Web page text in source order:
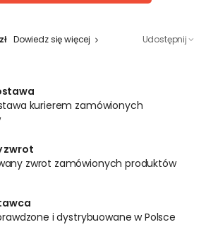
Dowiedz się więcej Udostępnij
kurierem zamówionych
zwrot
zwrot zamówionych produktów
i dystrybuowane w Polsce